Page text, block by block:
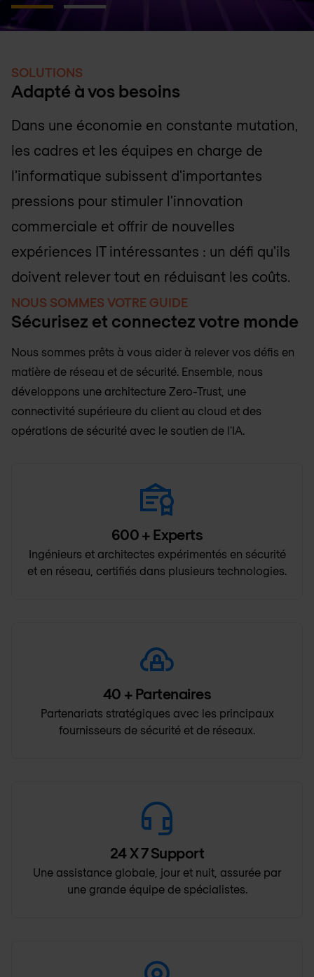
SOLUTIONS
Adapté à vos besoins
Dans une économie en constante mutation,
les cadres et les équipes en charge de
l'informatique subissent d'importantes
pressions pour stimuler l'innovation
commerciale et offrir de nouvelles
expériences IT intéressantes : un défi qu'ils
doivent relever tout en réduisant les coûts.
NOUS SOMMES VOTRE GUIDE
Sécurisez et connectez votre monde
Nous sommes prêts à vous aider à relever vos défis en
matière de réseau et de sécurité. Ensemble, nous
développons une architecture Zero-Trust, une
connectivité supérieure du client au cloud et des
opérations de sécurité avec le soutien de l'IA.
600 + Experts
Ingénieurs et architectes expérimentés en sécurité
et en réseau, certifiés dans plusieurs technologies.
40 + Partenaires
Partenariats stratégiques avec les principaux
fournisseurs de sécurité et de réseaux.
24X 7 Support
Une assistance globale, jour et nuit, assurée par
une grande équipe de spécialistes.